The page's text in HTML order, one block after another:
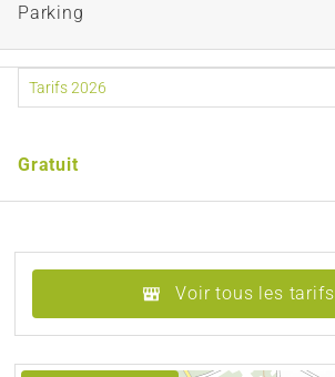
Parking
Gratuit
Voir tous les tarifs